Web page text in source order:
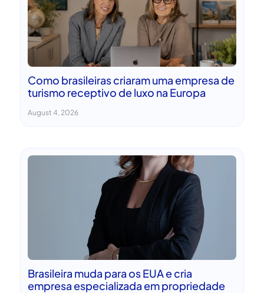
Como brasileiras criaram uma empresa de
turismo receptivo de luxo na Europa
August 4, 2026
Brasileira muda para os EUA e cria
empresa especializada em propriedade